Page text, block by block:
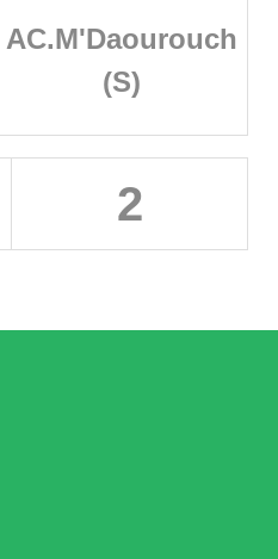
AC.M'Daourouch
(S)
2